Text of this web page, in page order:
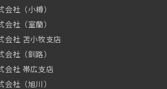
社（小樽）
社（室蘭）
会社 苫小牧支店
社（釧路）
会社 帯広支店
社（旭川）